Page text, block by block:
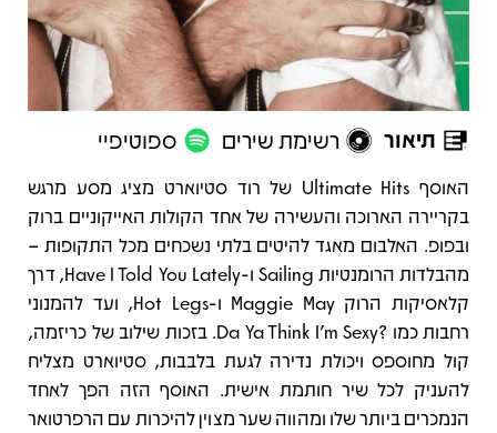
תיאור רשימת שירים ספוטיפיי
תיאור
​האוסף Ultimate Hits של רוד סטיוארט מציג מסע מרגש
בקריירה הארוכה והעשירה של אחד הקולות האייקוניים ברוק
ובפופ. האלבום מאגד להיטים בלתי נשכחים מכל התקופות –
מהבלדות הרומנטיות Sailing ו-Have I Told You Lately, דרך
קלאסיקות הרוק Maggie May ו-Hot Legs, ועד להמנוני
רחבות כמו ?Da Ya Think I’m Sexy. בזכות שילוב של כריזמה,
קול מחוספס ויכולת נדירה לגעת בלבבות, סטיוארט מצליח
להעניק לכל שיר חותמת אישית. האוסף הזה הפך לאחד
הנמכרים ביותר שלו ומהווה שער מצוין להיכרות עם הרפרטואר